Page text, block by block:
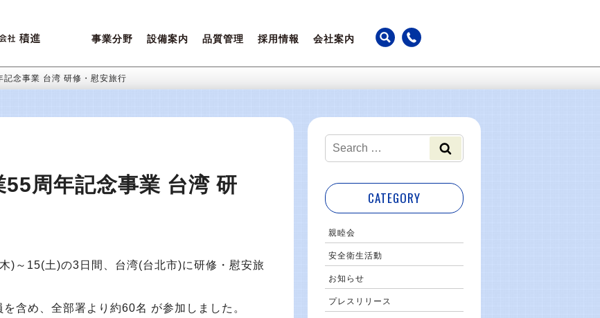
事業分野
営業ポリシー
ご相談内容について
設備案内
設備一覧
品質管理
積進クオリティ
環境保全
採用情報
先輩たちの声
女性活躍
会社案内
アクセス
カレンダー
記念事業 台湾 研修・慰安旅行
55周年記念事業 台湾 研
)～15(土)の3日間、台湾(台北市)に研修・慰安旅
含め、全部署より約60名 が参加しました。
CATEGORY
親睦会
安全衛生活動
お知らせ
プレスリリース